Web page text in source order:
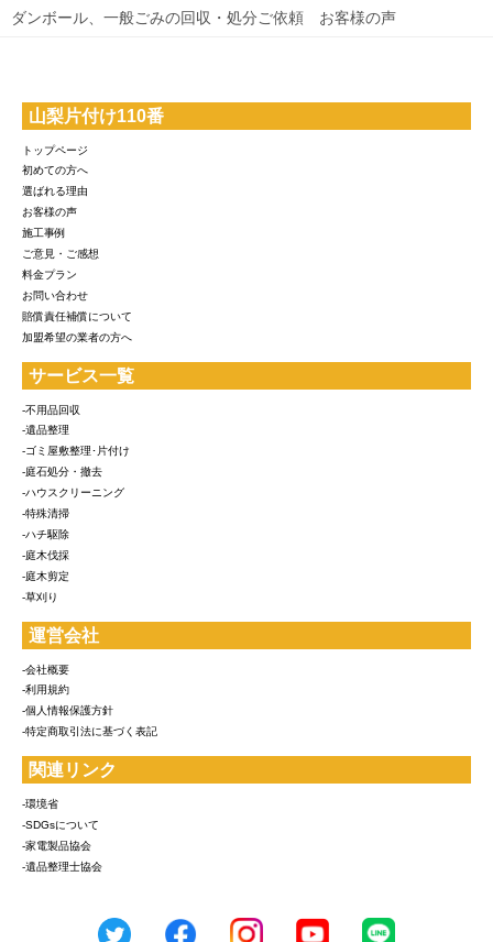
ダンボール、一般ごみの回収・処分ご依頼 お客様の声
山梨片付け110番
トップページ
初めての方へ
選ばれる理由
お客様の声
施工事例
ご意見・ご感想
料金プラン
お問い合わせ
賠償責任補償について
加盟希望の業者の方へ
サービス一覧
-不用品回収
-遺品整理
-ゴミ屋敷整理･片付け
-庭石処分・撤去
-ハウスクリーニング
-特殊清掃
-ハチ駆除
-庭木伐採
-庭木剪定
-草刈り
運営会社
-会社概要
-利用規約
-個人情報保護方針
-特定商取引法に基づく表記
関連リンク
-環境省
-SDGsについて
-家電製品協会
-遺品整理士協会